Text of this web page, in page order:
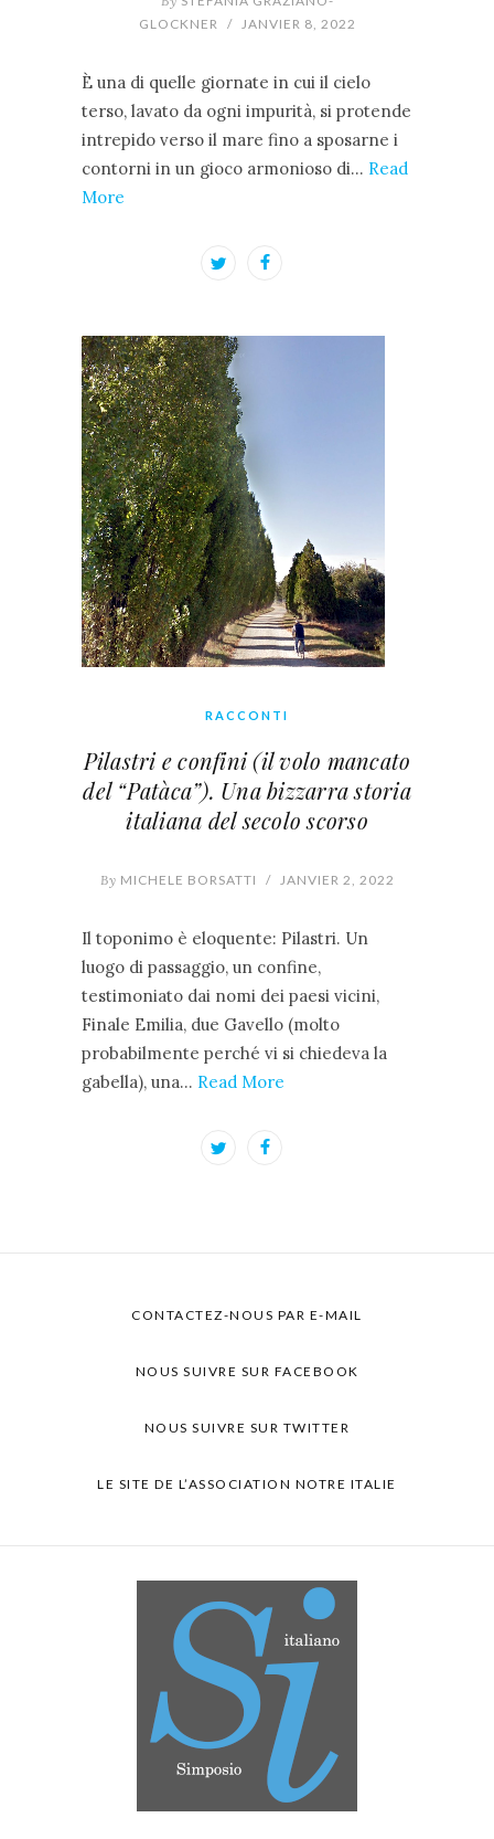
GLOCKNER
/ JANVIER 8, 2022
È una di quelle giornate in cui il cielo
terso, lavato da ogni impurità, si protende
intrepido verso il mare fino a sposarne i
contorni in un gioco armonioso di… Read
More
RACCONTI
Pilastri e confini (il volo mancato
del “Patàca”). Una bizzarra storia
italiana del secolo scorso
By MICHELE BORSATTI / JANVIER 2, 2022
Il toponimo è eloquente: Pilastri. Un
luogo di passaggio, un confine,
testimoniato dai nomi dei paesi vicini,
Finale Emilia, due Gavello (molto
probabilmente perché vi si chiedeva la
gabella), una… Read More
CONTACTEZ-NOUS PAR E-MAIL
NOUS SUIVRE SUR FACEBOOK
NOUS SUIVRE SUR TWITTER
LE SITE DE L’ASSOCIATION NOTRE ITALIE